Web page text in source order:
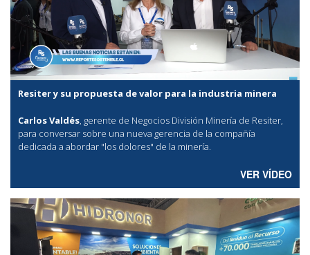
Resiter y su propuesta de valor para la industria minera
Carlos Valdés, gerente de Negocios División Minería de Resiter,
para conversar sobre una nueva gerencia de la compañía
dedicada a abordar "los dolores" de la minería.
VER VÍDEO